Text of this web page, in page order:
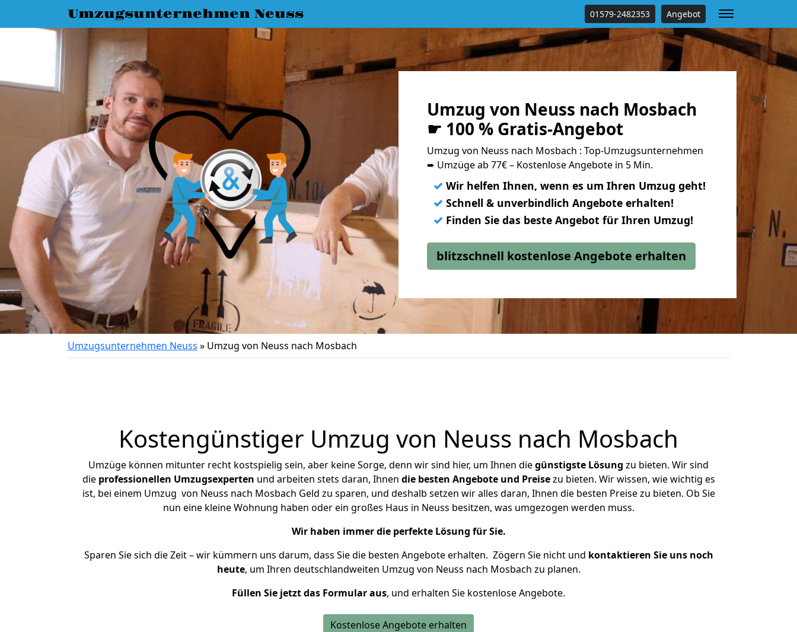
Umzugsunternehmen Neuss 01579-2482353 Angebot
Umzug von Neuss nach Mosbach
☛ 100 % Gratis-Angebot
Umzug von Neuss nach Mosbach : Top-Umzugsunternehmen
➨ Umzüge ab 77€ – Kostenlose Angebote in 5 Min.
✓ Wir helfen Ihnen, wenn es um Ihren Umzug geht!
✓ Schnell & unverbindlich Angebote erhalten!
✓ Finden Sie das beste Angebot für Ihren Umzug!
blitzschnell kostenlose Angebote erhalten
Umzugsunternehmen Neuss » Umzug von Neuss nach Mosbach
Kostengünstiger Umzug von Neuss nach Mosbach
Umzüge können mitunter recht kostspielig sein, aber keine Sorge, denn wir sind hier, um Ihnen diegünstigste Lösung zu bieten. Wir sind
die professionellen Umzugsexperten und arbeiten stets daran, Ihnen die besten Angebote und Preisezu bieten. Wir wissen, wie wichtig es
ist, bei einem Umzug von Neuss nach Mosbach Geld zu sparen, und deshalb setzen wir alles daran, Ihnen die besten Preise zu bieten. Ob Sie
nun eine kleine Wohnung haben oder ein großes Haus in Neuss besitzen, was umgezogen werden muss.
Wir haben immer die perfekte Lösung für Sie.
Sparen Sie sich die Zeit – wir kümmern uns darum, dass Sie die besten Angebote erhalten. Zögern Sie nicht und kontaktieren Sie uns noch
heute, um Ihren deutschlandweiten Umzug von Neuss nach Mosbach zu planen.
Füllen Sie jetzt das Formular aus, und erhalten Sie kostenlose Angebote.
Kostenlose Angebote erhalten